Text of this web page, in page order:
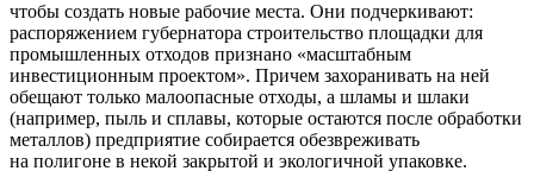
чтобы создать новые рабочие места. Они подчеркивают:
распоряжением губернатора строительство площадки для
промышленных отходов признано «масштабным
инвестиционным проектом». Причем захоранивать на ней
обещают только малоопасные отходы, а шламы и шлаки
(например, пыль и сплавы, которые остаются после обработки
металлов) предприятие собирается обезвреживать
на полигоне в некой закрытой и экологичной упаковке.